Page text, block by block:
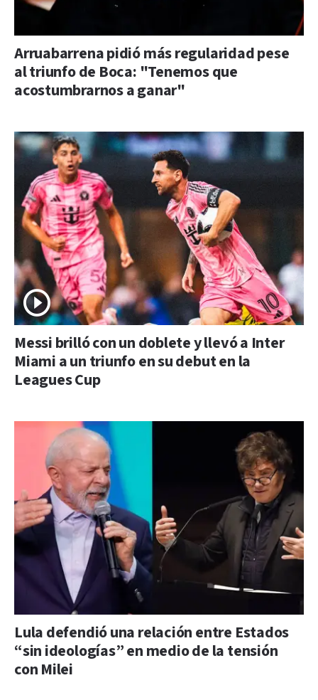
Arruabarrena pidió más regularidad pese
al triunfo de Boca: "Tenemos que
acostumbrarnos a ganar"
Messi brilló con un doblete y llevó a Inter
Miami a un triunfo en su debut en la
Leagues Cup
Lula defendió una relación entre Estados
“sin ideologías” en medio de la tensión
con Milei